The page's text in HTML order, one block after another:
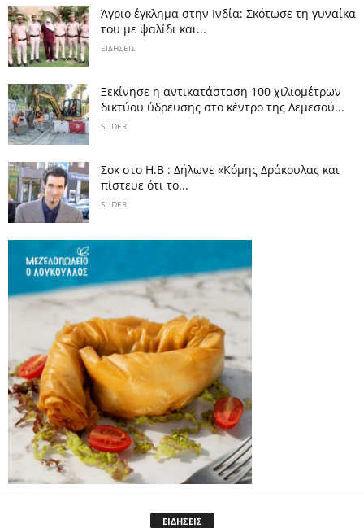
Άγριο έγκλημα στην Ινδία: Σκότωσε τη γυναίκα
του με ψαλίδι και...
ΕΙΔΗΣΕΙΣ
Ξεκίνησε η αντικατάσταση 100 χιλιομέτρων
δικτύου ύδρευσης στο κέντρο της Λεμεσού...
SLIDER
Σοκ στο Η.Β : Δήλωνε «Κόμης Δράκουλας και
πίστευε ότι το...
SLIDER
ΕΙΔΗΣΕΙΣ